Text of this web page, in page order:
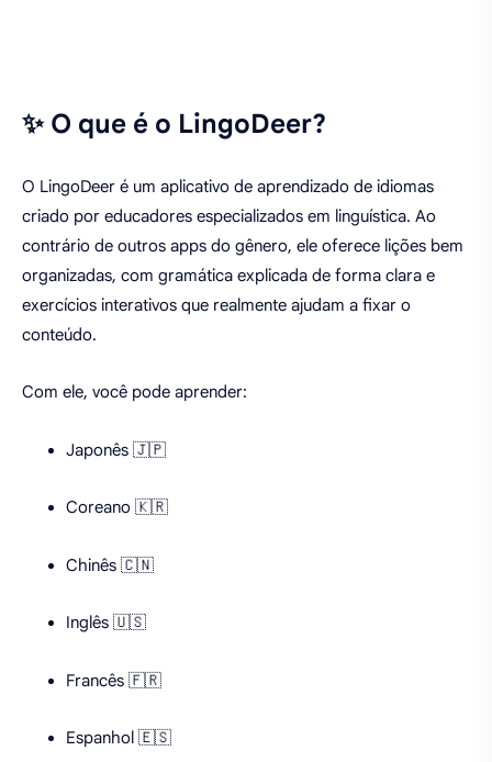
✨ O que é o LingoDeer?
O LingoDeer é um aplicativo de aprendizado de idiomas
criado por educadores especializados em linguística. Ao
contrário de outros apps do gênero, ele oferece lições bem
organizadas, com gramática explicada de forma clara e
exercícios interativos que realmente ajudam a fixar o
conteúdo.
Com ele, você pode aprender:
Japonês 🇯🇵
Coreano 🇰🇷
Chinês 🇨🇳
Inglês 🇺🇸
Francês 🇫🇷
Espanhol 🇪🇸